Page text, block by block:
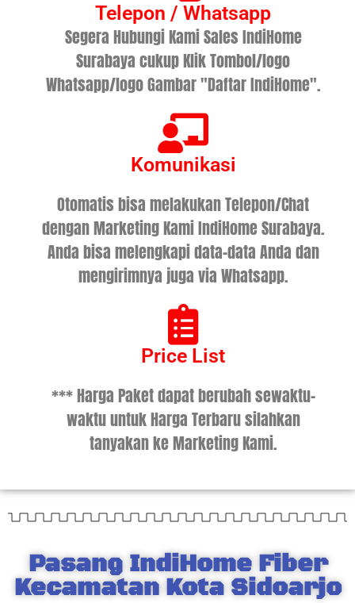
Telepon / Whatsapp
Segera Hubungi Kami Sales IndiHome
Surabaya cukup Klik Tombol/logo
Whatsapp/logo Gambar "Daftar IndiHome".
Komunikasi
Otomatis bisa melakukan Telepon/Chat
dengan Marketing Kami IndiHome Surabaya.
Anda bisa melengkapi data-data Anda dan
mengirimnya juga via Whatsapp.
Price List
*** Harga Paket dapat berubah sewaktu-
waktu untuk Harga Terbaru silahkan
tanyakan ke Marketing Kami.
Pasang IndiHome Fiber
Kecamatan Kota Sidoarjo